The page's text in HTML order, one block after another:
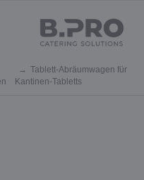
Tablett-Abräumwagen für
Kantinen-Tabletts